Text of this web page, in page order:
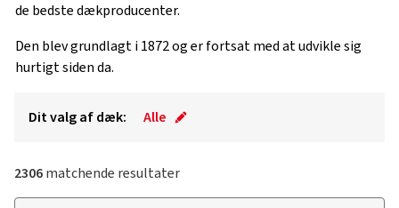
de bedste dækproducenter.
Den blev grundlagt i 1872 og er fortsat med at udvikle sig
hurtigt siden da.
Dit valg af dæk: Alle
2306matchende resultater